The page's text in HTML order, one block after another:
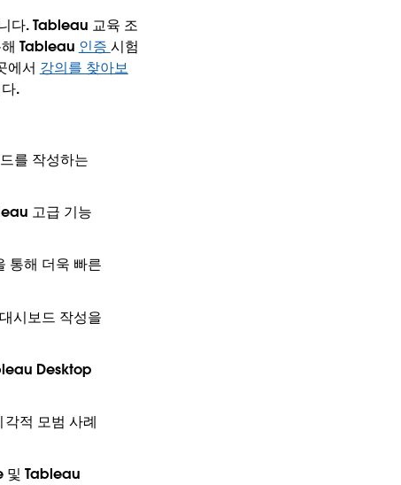
다. Tableau 교육 조
해 Tableau 인증 시험
에서 강의를 찾아보
.
를 작성하는
고급 기능
통해 더욱 빠른
시보드 작성을
Desktop
적 모범 사례
및 Tableau